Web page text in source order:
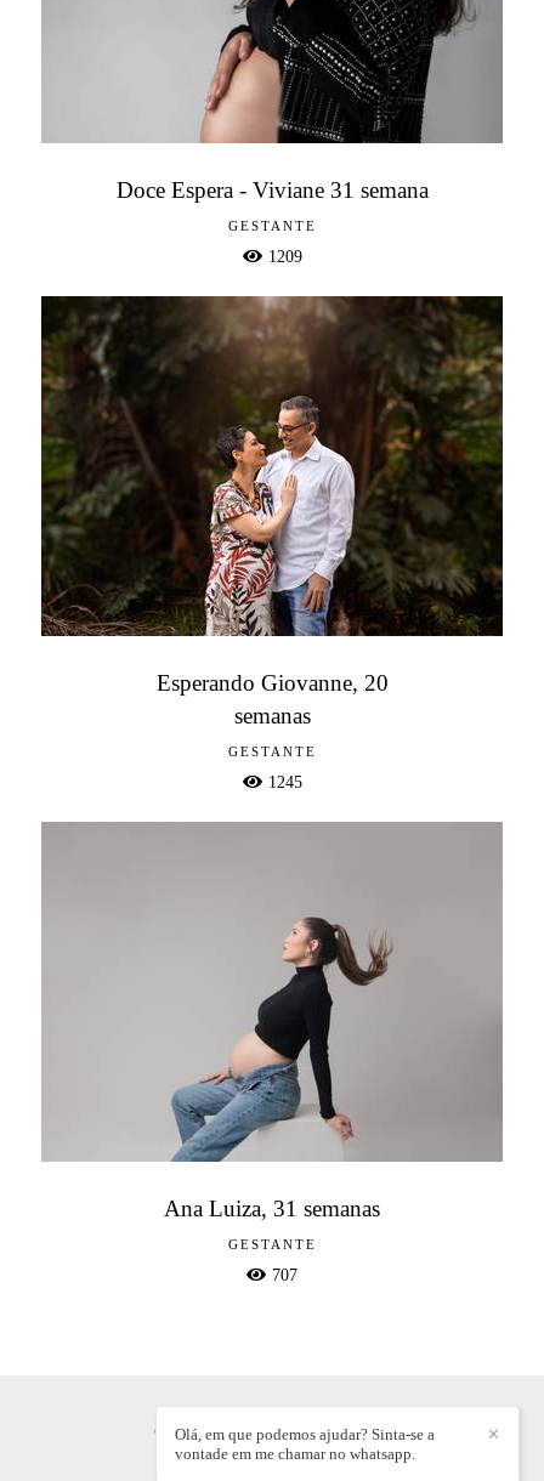
Doce Espera - Viviane 31 semana
GESTANTE
1209
Esperando Giovanne, 20
semanas
GESTANTE
1245
Ana Luiza, 31 semanas
GESTANTE
707
GABRIELLE AINE/CONTATO ✕
Olá, em que podemos ajudar? Sinta-se a
vontade em me chamar no whatsapp.